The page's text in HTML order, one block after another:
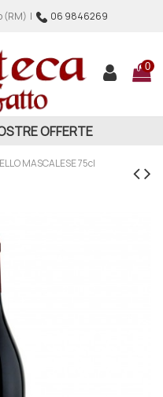
(RM) | 06 9846269
0
OFFERTE
MASCALESE 75cl